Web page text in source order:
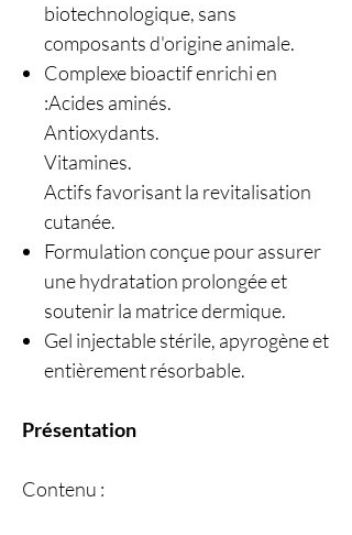
biotechnologique, sans
composants d'origine animale.
Complexe bioactif enrichi en
:Acides aminés.
Antioxydants.
Vitamines.
Actifs favorisant la revitalisation
cutanée.
Formulation conçue pour assurer
une hydratation prolongée et
soutenir la matrice dermique.
Gel injectable stérile, apyrogène et
entièrement résorbable.
Présentation
Contenu :